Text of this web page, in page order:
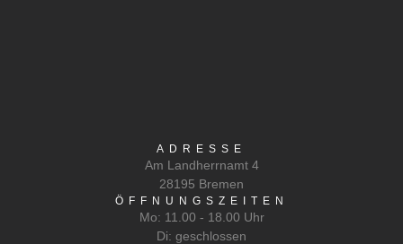
ADRESSE
Am Landherrnamt 4
28195 Bremen
ÖFFNUNGSZEITEN
Mo: 11.00 - 18.00 Uhr
Di: geschlossen